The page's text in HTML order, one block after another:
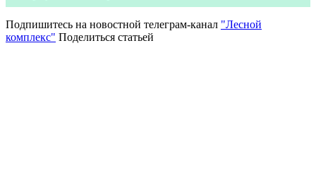
Подпишитесь на новостной телеграм-канал "Лесной
комплекс" Поделиться статьей